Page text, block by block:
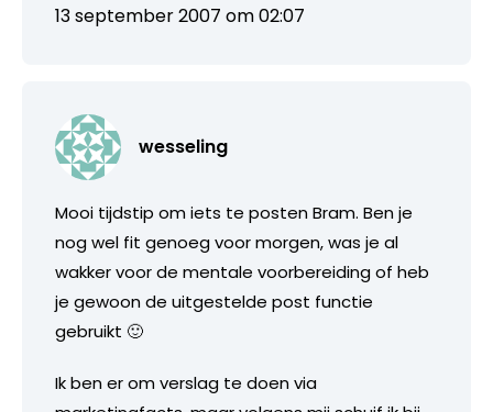
13 september 2007 om 02:07
wesseling
Mooi tijdstip om iets te posten Bram. Ben je
nog wel fit genoeg voor morgen, was je al
wakker voor de mentale voorbereiding of heb
je gewoon de uitgestelde post functie
gebruikt 🙂
Ik ben er om verslag te doen via